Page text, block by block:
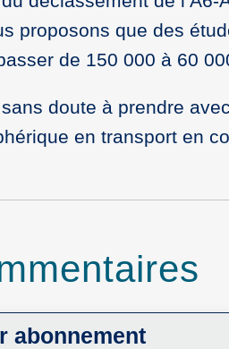
proposons que des
de 150 000 à 60
doute à prendre
en transport en
abonnement